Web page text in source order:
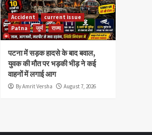
Accident
current issue
Patna
जुर्म राज्य
पटना में सड़क हादसे के बाद बवाल,
युवक की मौत पर भड़की भीड़ ने कई
वाहनों में लगाई आग
By Amrit Versha August 7, 2026